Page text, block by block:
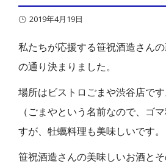
2019年4月19日
私たちが応援する笹祝酒造さん
の通り決まりました。
場所はビストロごまや渋谷店です
（ごまやという名前なので、ゴ
すが、牡蠣料理も美味しいです。
笹祝酒造さんの美味しいお酒と